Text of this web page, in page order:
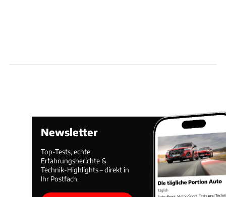
Newsletter
Top-Tests, echte
Erfahrungsberichte &
Technik-Highlights – direkt in
Ihr Postfach.